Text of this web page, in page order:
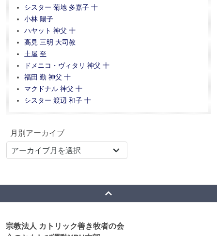
シスター 菊地 多嘉子 十
小林 陽子
ハヤット 神父 十
高見 三明 大司教
土屋 至
ドメニコ・ヴィタリ 神父 十
福田 勤 神父 十
マクドナル 神父 十
シスター 渡辺 和子 十
月別アーカイブ
宗教法人 カトリック善き牧者の会